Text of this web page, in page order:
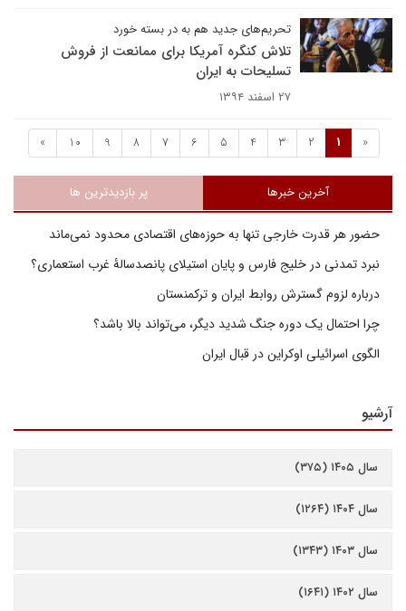
تحریم‌های جدید هم به در بسته خورد
تلاش کنگره آمریکا برای ممانعت از فروش
تسلیحات به ایران
۲۷ اسفند ۱۳۹۴
«
1
2
3
4
5
6
7
8
9
10
»
آخرین خبرها پر بازدیدترین ها
حضور هر قدرت خارجی تنها به حوزه‌های اقتصادی محدود نمی‌ماند
نبرد تمدنی در خلیج فارس و پایان استیلای پانصدسالۀ غرب استعماری؟
درباره لزوم گسترش روابط ایران و ترکمنستان
چرا احتمال یک دوره جنگ شدید دیگر، می‌تواند بالا باشد؟
الگوی اسرائیلی اوکراین در قبال ایران
آرشیو
سال ۱۴۰۵ (۳۷۵)
سال ۱۴۰۴ (۱۲۶۴)
سال ۱۴۰۳ (۱۳۴۳)
سال ۱۴۰۲ (۱۶۴۱)